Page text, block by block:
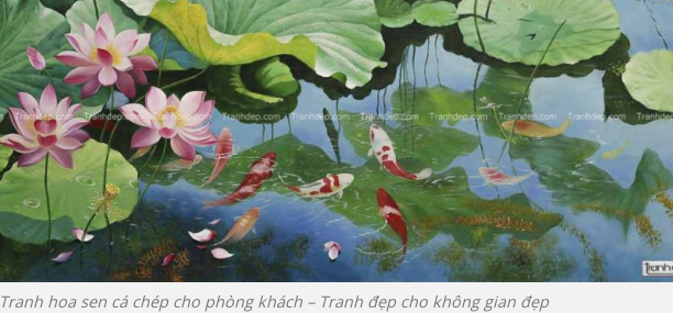
Tranh hoa sen cá chép cho phòng khách – Tranh đẹp cho không gian đẹp